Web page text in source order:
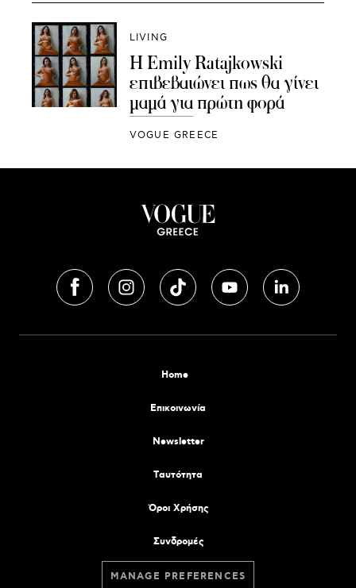
LIVING
Η Emily Ratajkowski
επιβεβαιώνει πως θα γίνει
μαμά για πρώτη φορά
VOGUE GREECE
Home
Επικοινωνία
Newsletter
Tαυτότητα
Όροι Χρήσης
Συνδρομές
MANAGE PREFERENCES